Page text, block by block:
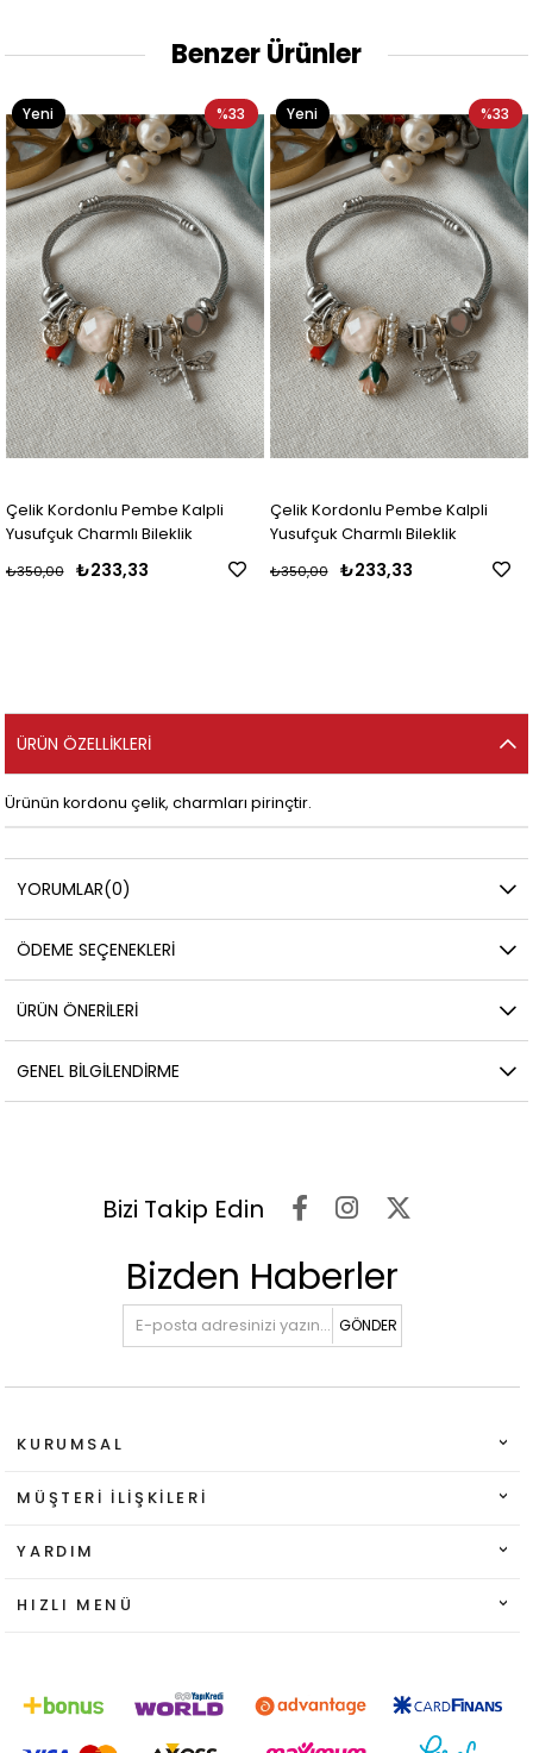
Benzer Ürünler
Çelik Kordonlu Pembe Kalpli
Yusufçuk Charmlı Bileklik
₺233,33
₺350,00
%33
Yeni
Ürün
Çelik Kordonlu Pembe Kalpli
Yusufçuk Charmlı Bileklik
₺233,33
₺350,00
%33
Yeni
Ürün
ÜRÜN ÖZELLIKLERI
Ürünün kordonu çelik, charmları pirinçtir.
YORUMLAR(0)
ÖDEME SEÇENEKLERI
ÜRÜN ÖNERILERI
GENEL BILGILENDIRME
Bizi Takip Edin
Bizden Haberler
GÖNDER
KURUMSAL
MÜŞTERI İLIŞKILERI
YARDIM
HIZLI MENÜ